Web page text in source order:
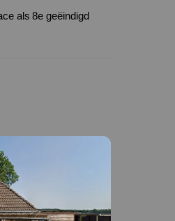
als 8e geëindigd